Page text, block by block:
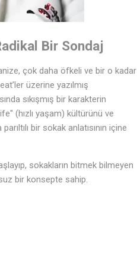
Bir Sondaj
çok daha öfkeli ve bir o kadar
üzerine yazılmış
sıkışmış bir karakterin
(hızlı yaşam) kültürünü ve
bir sokak anlatısının içine
sokakların bitmek bilmeyen
bir konsepte sahip.